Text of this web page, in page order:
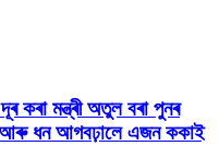
কৰা মন্ত্ৰী অতুল বৰা পুনৰ
আৰু ধন আগবঢ়ালে এজন ককাই